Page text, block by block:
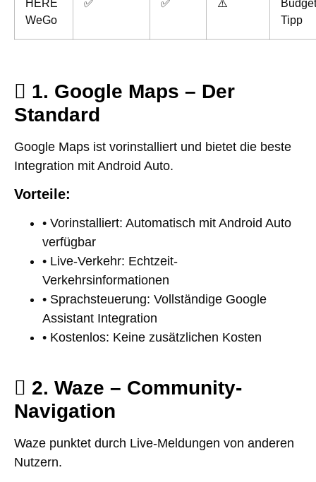
HERE
WeGo
✅ ✅ ⚠️
Tipp
1. Google Maps – Der
Standard
Google Maps ist vorinstalliert und bietet die beste
Integration mit Android Auto.
Vorteile:
• Vorinstalliert: Automatisch mit Android Auto
verfügbar
• Live-Verkehr: Echtzeit-
Verkehrsinformationen
• Sprachsteuerung: Vollständige Google
Assistant Integration
• Kostenlos: Keine zusätzlichen Kosten
2. Waze – Community-
Navigation
Waze punktet durch Live-Meldungen von anderen
Nutzern.